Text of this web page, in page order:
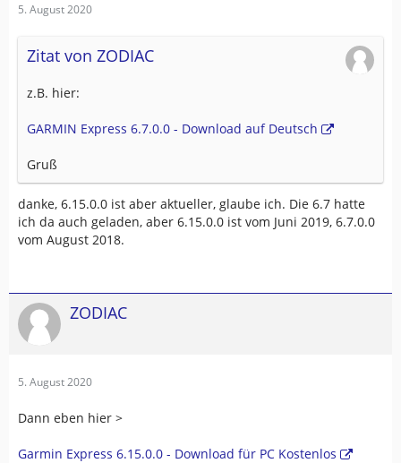
5. August 2020
Zitat von ZODIAC
z.B. hier:
GARMIN Express 6.7.0.0 - Download auf Deutsch
Gruß
danke, 6.15.0.0 ist aber aktueller, glaube ich. Die 6.7 hatte
ich da auch geladen, aber 6.15.0.0 ist vom Juni 2019, 6.7.0.0
vom August 2018.
ZODIAC
5. August 2020
Dann eben hier >
Garmin Express 6.15.0.0 - Download für PC Kostenlos